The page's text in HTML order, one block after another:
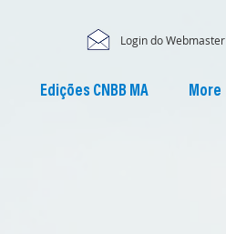
Login do Webmaster
Edições CNBB MA More